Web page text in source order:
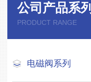
公司产品系列
PRODUCT RANGE
电磁阀系列